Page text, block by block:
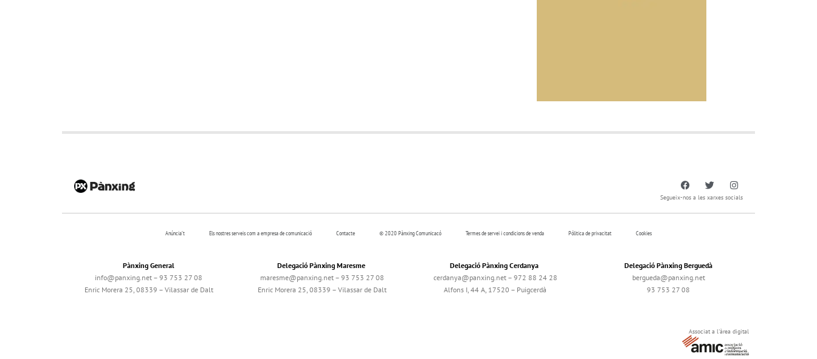
Segueix-nos a les xarxes socials
Anúncia’t Els nostres serveis com a empresa de comunicació Contacte © 2020 Pànxing Comunicacó Termes de servei i condicions de venda Pólitica de privacitat Cookies
Pànxing General
info@panxing.net – 93 753 27 08
Enric Morera 25, 08339 – Vilassar de Dalt
Delegació Pànxing Maresme
maresme@panxing.net – 93 753 27 08
Enric Morera 25, 08339 – Vilassar de Dalt
Delegació Pànxing Cerdanya
cerdanya@panxing.net – 972 88 24 28
Alfons I, 44 A, 17520 – Puigcerdà
Delegació Pànxing Berguedà
bergueda@panxing.net
93 753 27 08
Associat a l'àrea digital